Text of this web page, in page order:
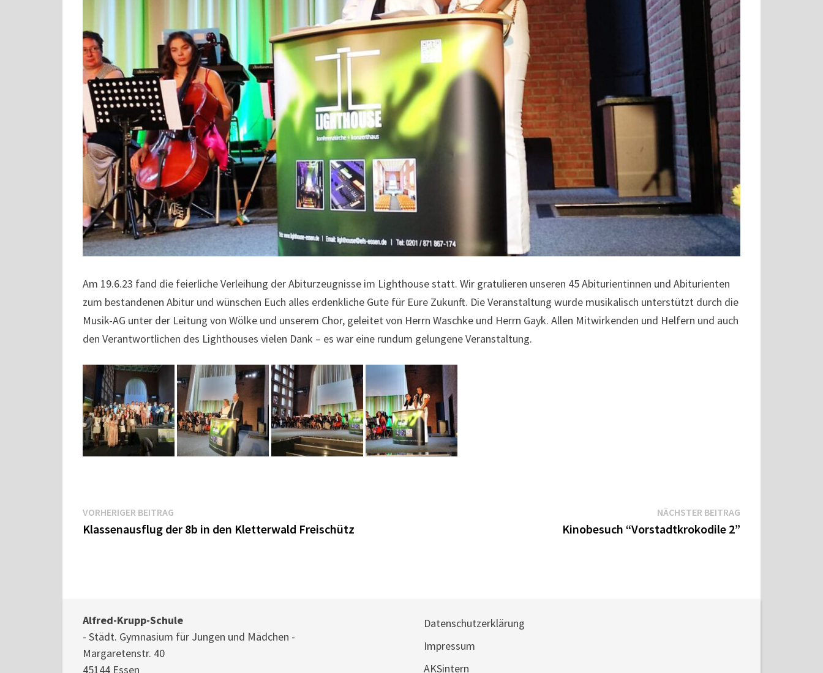
Am 19.6.23 fand die feierliche Verleihung der Abiturzeugnisse im Lighthouse statt. Wir gratulieren unseren 45 Abiturientinnen und Abiturienten
zum bestandenen Abitur und wünschen Euch alles erdenkliche Gute für Eure Zukunft. Die Veranstaltung wurde musikalisch unterstützt durch die
Musik-AG unter der Leitung von Wölke und unserem Chor, geleitet von Herrn Waschke und Herrn Gayk. Allen Mitwirkenden und Helfern und auch
den Verantwortlichen des Lighthouses vielen Dank – es war eine rundum gelungene Veranstaltung.
Beitragsnavigation
VORHERIGER BEITRAGVorheriger
Beitrag:
Klassenausflug der 8b in den Kletterwald Freischütz
NÄCHSTER BEITRAG
Kinobesuch “Vorstadtkrokodile 2”
Alfred-Krupp-Schule
- Städt. Gymnasium für Jungen und Mädchen -
Margaretenstr. 40
45144 Essen
Datenschutzerklärung
Impressum
AKSintern